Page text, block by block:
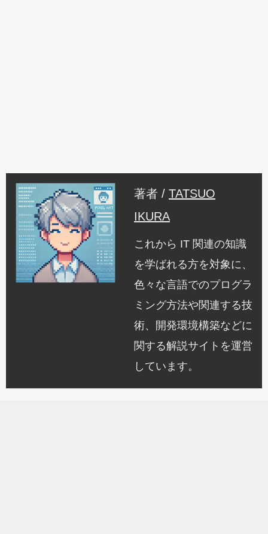
著者 / TATSUO
IKURA
これから IT 関連の知識
を学ばれる方を対象に、
色々な言語でのプログラ
ミング方法や関連する技
術、開発環境構築などに
関する解説サイトを運営
しています。